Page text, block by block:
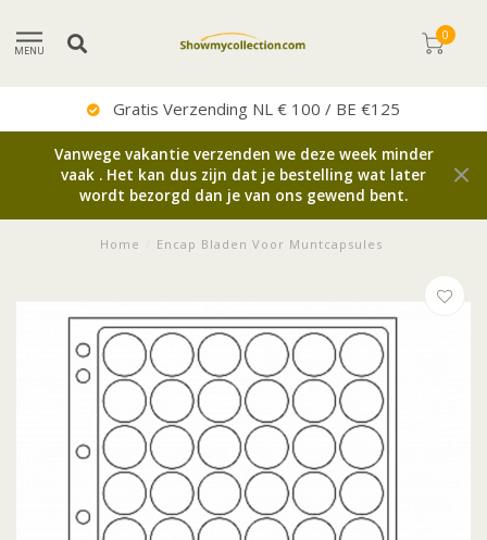
MENU
0
Uitstekende Service
Vanwege vakantie verzenden we deze week minder
vaak . Het kan dus zijn dat je bestelling wat later
wordt bezorgd dan je van ons gewend bent.
Home Encap Bladen Voor Muntcapsules